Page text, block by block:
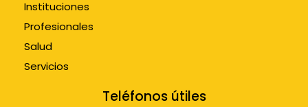
Instituciones
Profesionales
Salud
Servicios
Teléfonos útiles